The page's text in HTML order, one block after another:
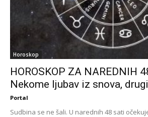
Horoskop
HOROSKOP ZA NAREDNIH
Nekome ljubav iz snova,
Portal
Sudbina se ne šali. U narednih 48 sati